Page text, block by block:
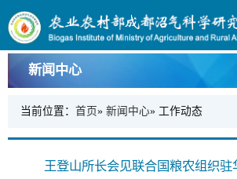
新闻中心
当前位置： 首页» 新闻中心» 工作动态
王登山所长会见联合国粮农组织驻